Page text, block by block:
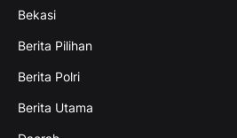
Bekasi
Berita Pilihan
Berita Polri
Berita Utama